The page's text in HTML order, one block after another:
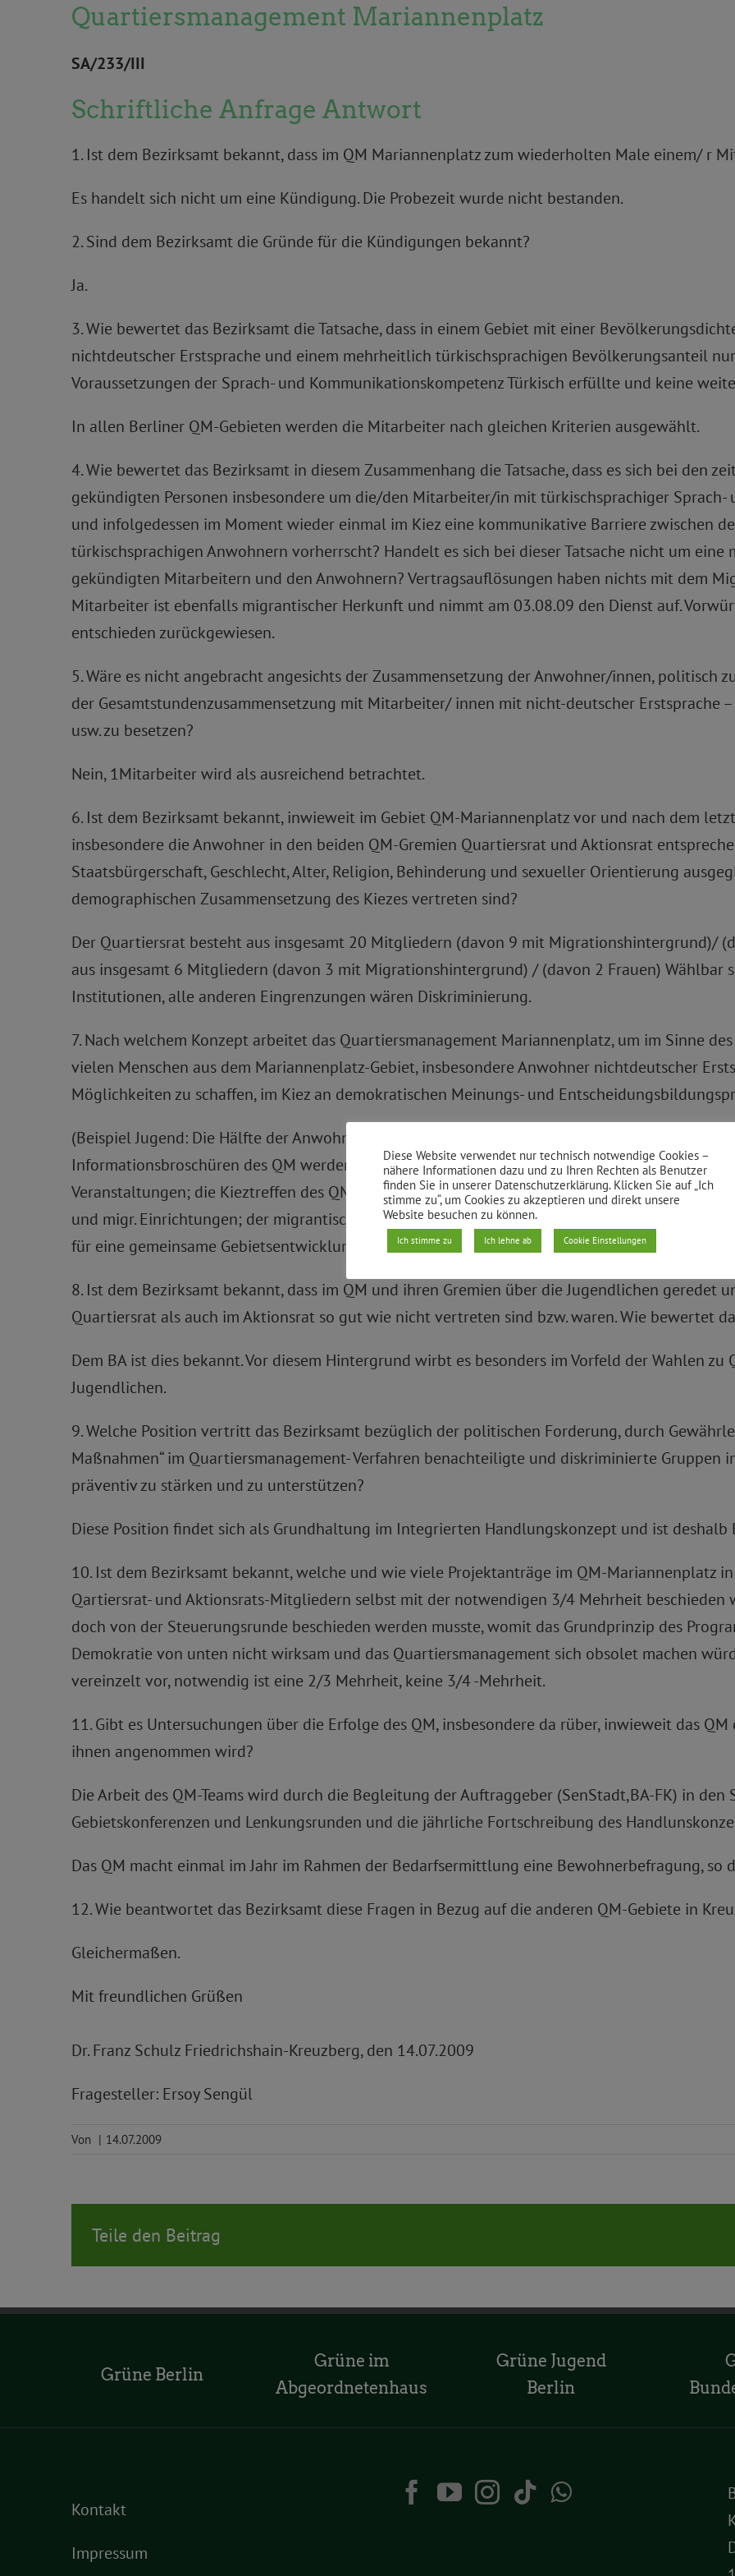
Quartiersmanagement Mariannenplatz
SA/233/III
Schriftliche Anfrage Antwort
1. Ist dem Bezirksamt bekannt, dass im QM Mariannenplatz zum wiederholten Male einem/ r
Es handelt sich nicht um eine Kündigung. Die Probezeit wurde nicht bestanden.
2. Sind dem Bezirksamt die Gründe für die Kündigungen bekannt?
Ja.
3. Wie bewertet das Bezirksamt die Tatsache, dass in einem Gebiet mit einer
nichtdeutscher Erstsprache und einem mehrheitlich türkischsprachigen Bevölkerungsanteil
Voraussetzungen der Sprach- und Kommunikationskompetenz Türkisch erfüllte und keine
In allen Berliner QM-Gebieten werden die Mitarbeiter nach gleichen Kriterien ausgewählt.
4. Wie bewertet das Bezirksamt in diesem Zusammenhang die Tatsache, dass es sich bei den
gekündigten Personen insbesondere um die/den Mitarbeiter/in mit türkischsprachiger
und infolgedessen im Moment wieder einmal im Kiez eine kommunikative Barriere zwischen
türkischsprachigen Anwohnern vorherrscht? Handelt es sich bei dieser Tatsache nicht um
gekündigten Mitarbeitern und den Anwohnern? Vertragsauflösungen haben nichts mit dem
Mitarbeiter ist ebenfalls migrantischer Herkunft und nimmt am 03.08.09 den Dienst auf.
entschieden zurückgewiesen.
5. Wäre es nicht angebracht angesichts der Zusammensetzung der Anwohner/innen, politisch
der Gesamtstundenzusammensetzung mit Mitarbeiter/ innen mit nicht-deutscher Erstsprache
usw. zu besetzen?
Nein, 1Mitarbeiter wird als ausreichend betrachtet.
6. Ist dem Bezirksamt bekannt, inwieweit im Gebiet QM-Mariannenplatz vor und nach dem
insbesondere die Anwohner in den beiden QM-Gremien Quartiersrat und Aktionsrat
Staatsbürgerschaft, Geschlecht, Alter, Religion, Behinderung und sexueller Orientierung
demographischen Zusammensetzung des Kiezes vertreten sind?
Der Quartiersrat besteht aus insgesamt 20 Mitgliedern (davon 9 mit Migrationshintergrund)/
aus insgesamt 6 Mitgliedern (davon 3 mit Migrationshintergrund) / (davon 2 Frauen) Wählbar
Institutionen, alle anderen Eingrenzungen wären Diskriminierung.
7. Nach welchem Konzept arbeitet das Quartiersmanagement Mariannenplatz, um im Sinne
vielen Menschen aus dem Mariannenplatz-Gebiet, insbesondere Anwohner nichtdeutscher
Möglichkeiten zu schaffen, im Kiez an demokratischen Meinungs- und
(Beispiel Jugend: Die Hälfte der Anwohner im Mariannen-Kiez sind unter 25 Jahre alt.) neben
Informationsbroschüren des QM werden alle Öffentlichkeitsmaterialen in Deutsch und
Veranstaltungen; die Kieztreffen des QM sind als Informationsraum für alle offen; es besteht
und migr. Einrichtungen; der migrantische Kollege im QM-Team hat die Aufgabe alle, aber
für eine gemeinsame Gebietsentwicklung zu gewinnen und über Beteiligungsformen
8. Ist dem Bezirksamt bekannt, dass im QM und ihren Gremien über die Jugendlichen geredet
Quartiersrat als auch im Aktionsrat so gut wie nicht vertreten sind bzw. waren. Wie bewertet
Dem BA ist dies bekannt. Vor diesem Hintergrund wirbt es besonders im Vorfeld der Wahlen
Jugendlichen.
9. Welche Position vertritt das Bezirksamt bezüglich der politischen Forderung, durch
Maßnahmen“ im Quartiersmanagement- Verfahren benachteiligte und diskriminierte Gruppen
präventiv zu stärken und zu unterstützen?
Diese Position findet sich als Grundhaltung im Integrierten Handlungskonzept und ist deshalb
10. Ist dem Bezirksamt bekannt, welche und wie viele Projektanträge im QM-Mariannenplatz
Qartiersrat- und Aktionsrats-Mitgliedern selbst mit der notwendigen 3/4 Mehrheit beschieden
doch von der Steuerungsrunde beschieden werden musste, womit das Grundprinzip des
Demokratie von unten nicht wirksam und das Quartiersmanagement sich obsolet machen
vereinzelt vor, notwendig ist eine 2/3 Mehrheit, keine 3/4 -Mehrheit.
11. Gibt es Untersuchungen über die Erfolge des QM, insbesondere da rüber, inwieweit das
ihnen angenommen wird?
Die Arbeit des QM-Teams wird durch die Begleitung der Auftraggeber (SenStadt,BA-FK) in
Gebietskonferenzen und Lenkungsrunden und die jährliche Fortschreibung des
Das QM macht einmal im Jahr im Rahmen der Bedarfsermittlung eine Bewohnerbefragung, so
12. Wie beantwortet das Bezirksamt diese Fragen in Bezug auf die anderen QM-Gebiete in
Gleichermaßen.
Mit freundlichen Grüßen
Dr. Franz Schulz Friedrichshain-Kreuzberg, den 14.07.2009
Fragesteller: Ersoy Sengül
Von | 14.07.2009
Teile den Beitrag
Grüne Berlin
Grüne im
Abgeordnetenhaus
Grüne Jugend
Berlin
Kontakt
Impressum
Diese Website verwendet nur technisch notwendige Cookies –
nähere Informationen dazu und zu Ihren Rechten als Benutzer
finden Sie in unserer Datenschutzerklärung. Klicken Sie auf „Ich
stimme zu“, um Cookies zu akzeptieren und direkt unsere
Website besuchen zu können.
Ich stimme zu Ich lehne ab Cookie Einstellungen